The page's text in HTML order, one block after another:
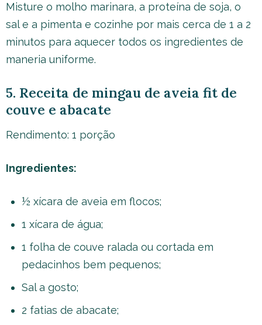
Misture o molho marinara, a proteína de soja, o
sal e a pimenta e cozinhe por mais cerca de 1 a 2
minutos para aquecer todos os ingredientes de
maneria uniforme.
5. Receita de mingau de aveia fit de
couve e abacate
Rendimento: 1 porção
Ingredientes:
½ xícara de aveia em flocos;
1 xícara de água;
1 folha de couve ralada ou cortada em
pedacinhos bem pequenos;
Sal a gosto;
2 fatias de abacate;